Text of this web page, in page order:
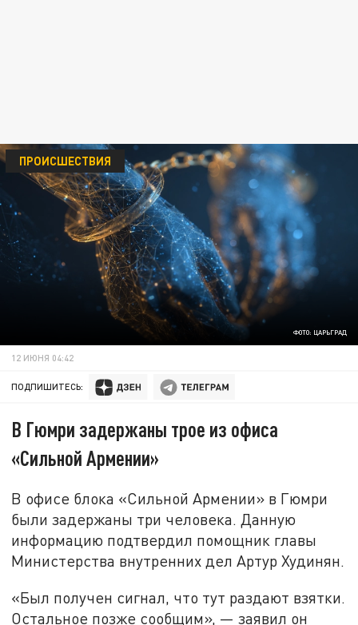
ФОТО: ЦАРЬГРАД
ПРОИСШЕСТВИЯ
12 ИЮНЯ 04:42
ПОДПИШИТЕСЬ:
В Гюмри задержаны трое из офиса
«Сильной Армении»
В офисе блока «Сильной Армении» в Гюмри
были задержаны три человека. Данную
информацию подтвердил помощник главы
Министерства внутренних дел Артур Худинян.
«Был получен сигнал, что тут раздают взятки.
Остальное позже сообщим», — заявил он